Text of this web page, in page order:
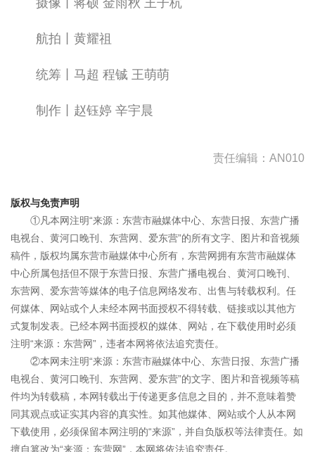
航拍丨黄耀祖
统筹丨马超 程铖 王萌萌
制作丨赵钰婷 辛宇晨
责任编辑：AN010
版权与免责声明
①凡本网注明“来源：东营市融媒体中心、东营日报、东营广播
电视台、黄河口晚刊、东营网、爱东营”的所有文字、图片和音视频
稿件，版权均属东营市融媒体中心所有，东营网拥有东营市融媒体
中心所属包括但不限于东营日报、东营广播电视台、黄河口晚刊、
东营网、爱东营等媒体的电子信息网络发布、出售与转载权利。任
何媒体、网站或个人未经本网书面授权不得转载、链接或以其他方
式复制发表。已经本网书面授权的媒体、网站，在下载使用时必须
注明“来源：东营网”，违者本网将依法追究责任。
②本网未注明“来源：东营市融媒体中心、东营日报、东营广播
电视台、黄河口晚刊、东营网、爱东营”的文字、图片和音视频等稿
件均为转载稿，本网转载出于传递更多信息之目的，并不意味着赞
同其观点或证实其内容的真实性。如其他媒体、网站或个人从本网
下载使用，必须保留本网注明的“来源”，并自负版权等法律责任。如
擅自篡改为“来源：东营网”，本网将依法追究责任。